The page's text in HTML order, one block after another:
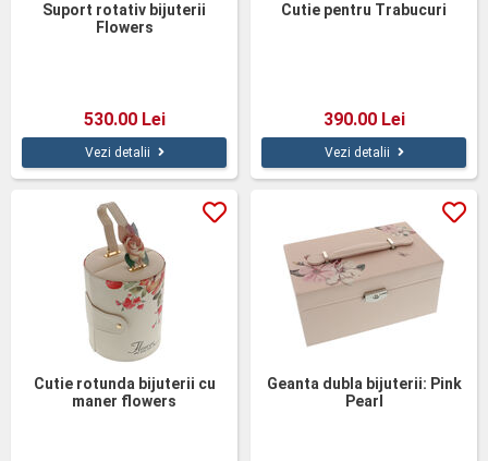
Suport rotativ bijuterii
Flowers
530.00 Lei
Vezi detalii
Cutie pentru Trabucuri
390.00 Lei
Vezi detalii
Cutie rotunda bijuterii cu
maner flowers
Geanta dubla bijuterii: Pink
Pearl